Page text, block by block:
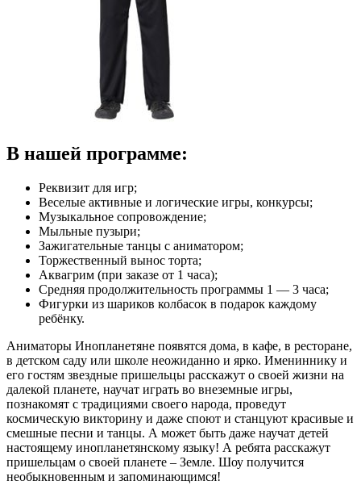
В нашей программе:
Реквизит для игр;
Веселые активные и логические игры, конкурсы;
Музыкальное сопровождение;
Мыльные пузыри;
Зажигательные танцы с аниматором;
Торжественный вынос торта;
Аквагрим (при заказе от 1 часа);
Средняя продолжительность программы 1 — 3 часа;
Фигурки из шариков колбасок в подарок каждому
ребёнку.
Аниматоры Инопланетяне появятся дома, в кафе, в ресторане,
в детском саду или школе неожиданно и ярко. Имениннику и
его гостям звездные пришельцы расскажут о своей жизни на
далекой планете, научат играть во внеземные игры,
познакомят с традициями своего народа, проведут
космическую викторину и даже споют и станцуют красивые и
смешные песни и танцы. А может быть даже научат детей
настоящему инопланетянскому языку! А ребята расскажут
пришельцам о своей планете – Земле. Шоу получится
необыкновенным и запоминающимся!